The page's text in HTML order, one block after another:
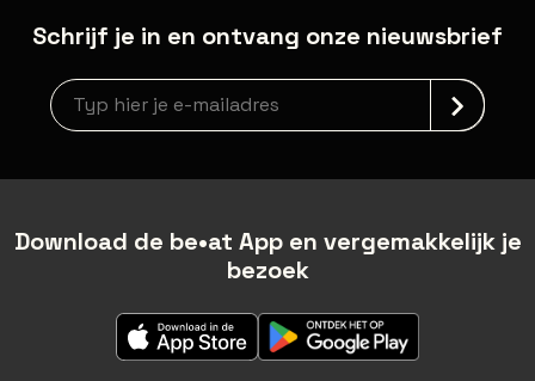
Schrijf je in en ontvang onze nieuwsbrief
Nieuwsbrief aanmelding
Download de be•at App en vergemakkelijk je
bezoek